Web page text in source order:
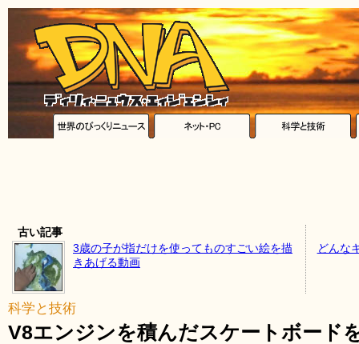
古い記事
3歳の子が指だけを使ってものすごい絵を描
きあげる動画
どんな
科学と技術
V8エンジンを積んだスケートボード